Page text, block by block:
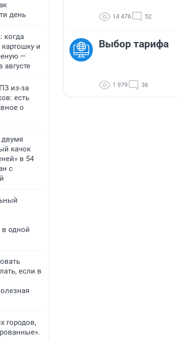
день
когда
и
—
августе
из-за
есть
о
качок
в 54
с
в одной
если в
городов,
14 476 52
Выбор тарифа
1 979 36